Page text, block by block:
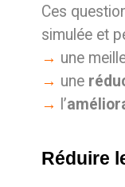
Ces
simulée et
→ une
→ une
→ l’
Réduire